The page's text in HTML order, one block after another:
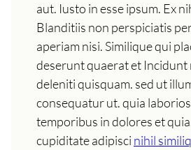
aut. Iusto in esse ipsum. Ex
Blanditiis non perspiciatis
aperiam nisi. Similique qui
deserunt quaerat et Incidunt
deleniti quisquam. sed ut
consequatur ut. quia
temporibus in dolores et
cupiditate adipisci nihil